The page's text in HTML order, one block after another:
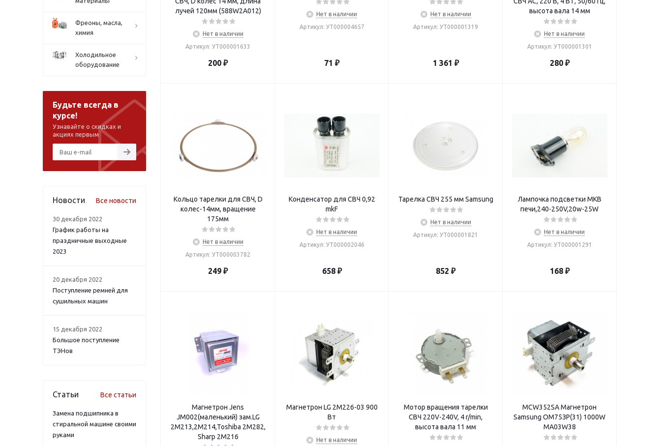
лучей 120мм (588W2A012)
Нет в наличии
Артикул: УТ000001633
200 ₽
Нет в наличии
Артикул: УТ000004657
71 ₽
Нет в наличии
Артикул: УТ000001319
1 361 ₽
высота вала 14 мм
Нет в наличии
Артикул: УТ000001301
280₽
Кольцо тарелки для СВЧ, D
колес-14мм, вращение
175мм
Нет в наличии
Артикул: УТ000003782
249 ₽
Конденсатор для СВЧ 0,92
mkF
Нет в наличии
Артикул: УТ000002046
658₽
Тарелка СВЧ 255 мм Samsung
Нет в наличии
Артикул: УТ000001821
852 ₽
Лампочка подсветки МКВ
печи,240-250V,20w-25W
Нет в наличии
Артикул: УТ000001291
168₽
Магнетрон Jens
JM002(маленький) зам.LG
2M213,2М214,Toshiba 2M282,
Sharp 2M216
Магнетрон LG 2M226-03 900
Вт
Нет в наличии
Мотор вращения тарелки
СВЧ 220V-240V, 4 r/min,
высота вала 11 мм
MCW352SA Магнетрон
Samsung OM75ЗP(31) 1000W
MA03W38
Фреоны, масла,
химия
Холодильное
оборудование
Будьте всегда в
курсе!
Узнавайте о скидках и
акциях первым
Новости Все новости
30 декабря 2022
График работы на
праздничные выходные
2023
20 декабря 2022
Поступление ремней для
сушильных машин
15 декабря 2022
Большое поступление
ТЭНов
Статьи Все статьи
Замена подшипника в
стиральной машине своими
руками